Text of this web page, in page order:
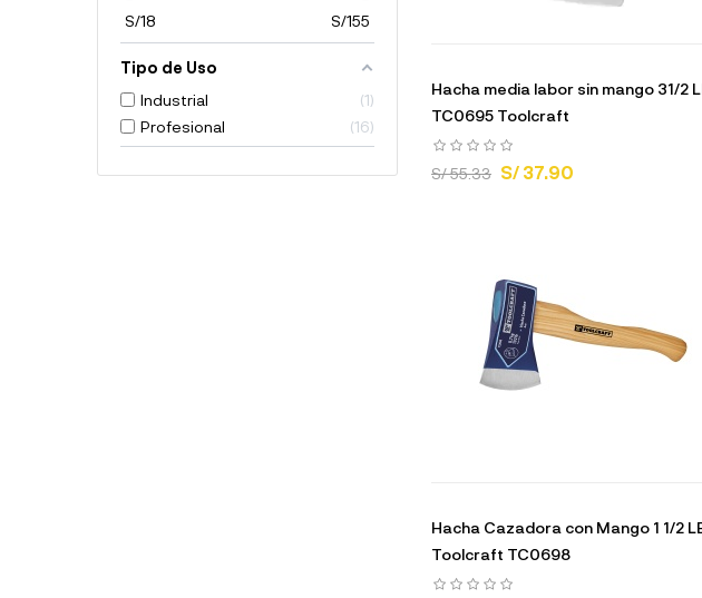
S/18 S/155
Tipo de Uso
Industrial
1
Profesional
16
Hacha media labor sin mango 31/2
TC0695 Toolcraft
S/ 55.33 S/ 37.90
Hacha Cazadora con Mango 1 1/2
Toolcraft TC0698